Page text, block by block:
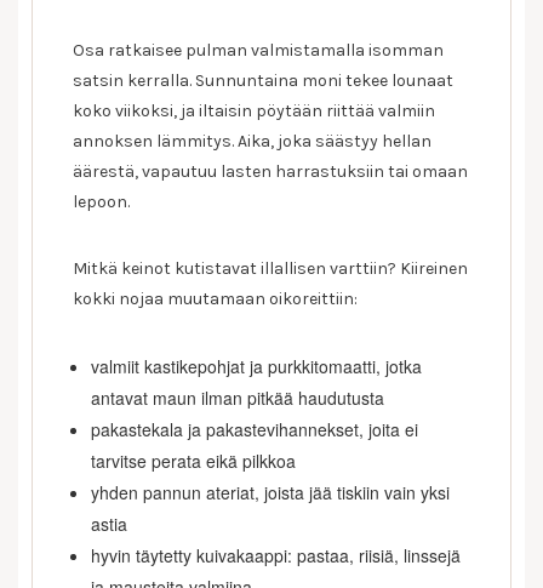
Osa ratkaisee pulman valmistamalla isomman
satsin kerralla. Sunnuntaina moni tekee lounaat
koko viikoksi, ja iltaisin pöytään riittää valmiin
annoksen lämmitys. Aika, joka säästyy hellan
äärestä, vapautuu lasten harrastuksiin tai omaan
lepoon.
Mitkä keinot kutistavat illallisen varttiin? Kiireinen
kokki nojaa muutamaan oikoreittiin:
valmiit kastikepohjat ja purkkitomaatti, jotka
antavat maun ilman pitkää haudutusta
pakastekala ja pakastevihannekset, joita ei
tarvitse perata eikä pilkkoa
yhden pannun ateriat, joista jää tiskiin vain yksi
astia
hyvin täytetty kuivakaappi: pastaa, riisiä, linssejä